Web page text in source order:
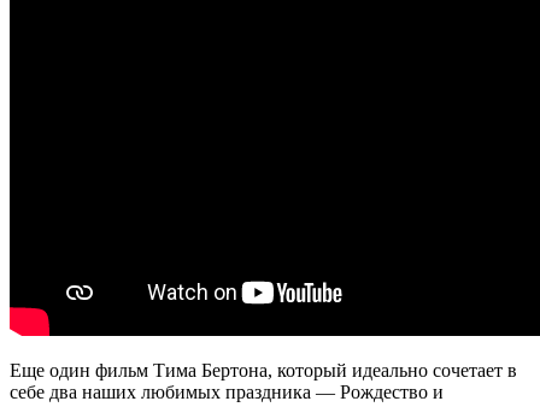
Еще один фильм Тима Бертона, который идеально сочетает в
себе два наших любимых праздника — Рождество и